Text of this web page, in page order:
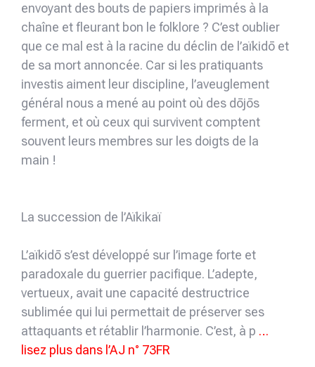
envoyant des bouts de papiers imprimés à la
chaîne et fleurant bon le folklore ? C’est oublier
que ce mal est à la racine du déclin de l’aïkidō et
de sa mort annoncée. Car si les pratiquants
investis aiment leur discipline, l’aveuglement
général nous a mené au point où des dōjōs
ferment, et où ceux qui survivent comptent
souvent leurs membres sur les doigts de la
main !
La succession de l’Aïkikaï
L’aïkidō s’est développé sur l’image forte et
paradoxale du guerrier pacifique. L’adepte,
vertueux, avait une capacité destructrice
sublimée qui lui permettait de préserver ses
attaquants et rétablir l’harmonie. C’est, à p …
lisez plus dans l’AJ n° 73FR